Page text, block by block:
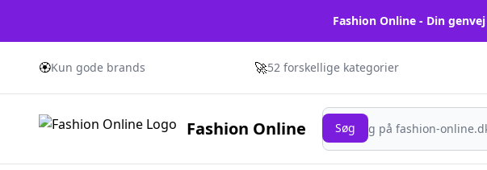
Fashion Online - Din
🏵️Kun gode brands 🚀52 forskellige kategorier
Fashion Online
Søg
Søg